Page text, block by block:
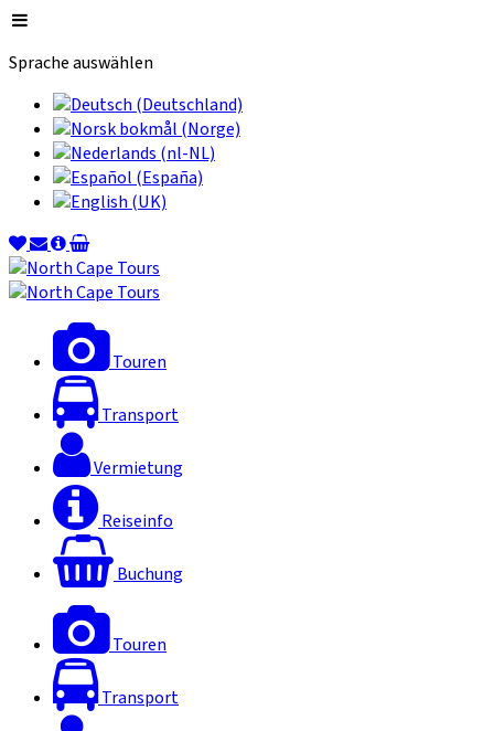
Sprache auswählen
Touren
Transport
Vermietung
Reiseinfo
Buchung
Touren
Transport